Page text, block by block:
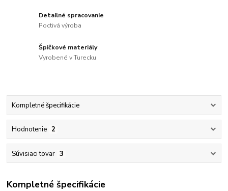
Detailné spracovanie
Poctivá výroba
Špičkové materiály
Vyrobené v Turecku
Kompletné špecifikácie
Hodnotenie 2
Súvisiaci tovar 3
Kompletné špecifikácie